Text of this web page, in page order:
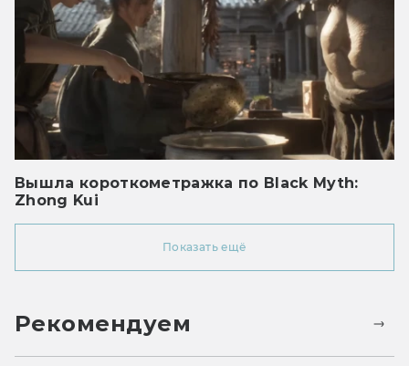
Вышла короткометражка по Black Myth:
Zhong Kui
Показать ещё
Рекомендуем